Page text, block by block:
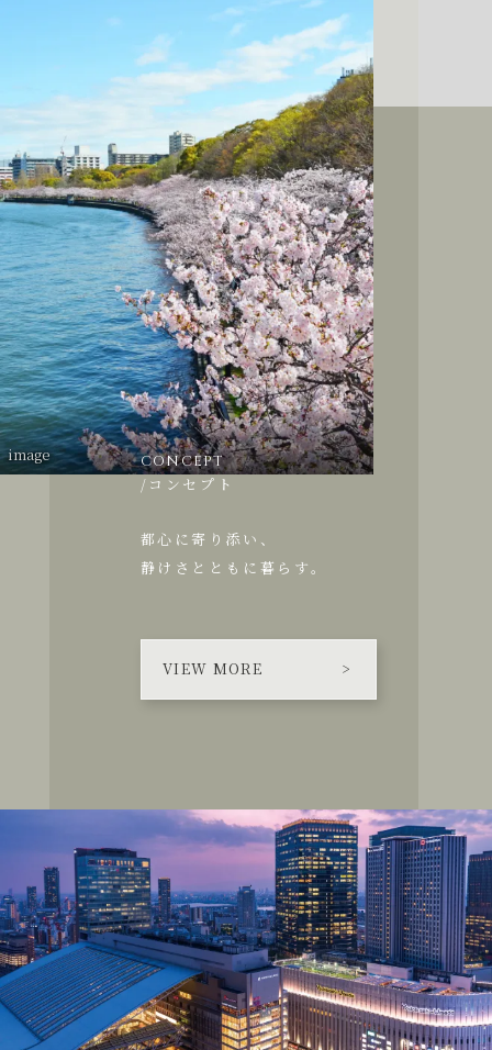
image CONCEPT
/コンセプト
都心に寄り添い、
静けさとともに暮らす。
VIEW MORE